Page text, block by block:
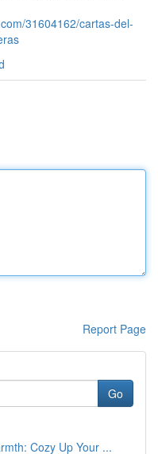
31604162/cartas-del-
Report Page
Go
Cozy Up Your ...